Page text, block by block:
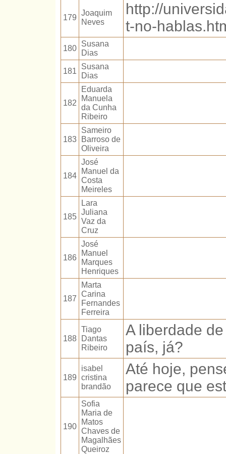
179
Joaquim
Neves
http://
t-no-
180
Susana
Dias
181
Susana
Dias
182
Eduarda
Manuela
da Cunha
Ribeiro
183
Sameiro
Barroso de
Oliveira
184
José
Manuel da
Costa
Meireles
185
Lara
Juliana
Vaz da
Cruz
186
José
Manuel
Marques
Henriques
187
Marta
Carina
Fernandes
Ferreira
188
Tiago
Dantas
Ribeiro
A liberdade
país, já?
189
isabel
cristina
brandão
Até hoje,
parece que
190
Sofia
Maria de
Matos
Chaves de
Magalhães
Queiroz